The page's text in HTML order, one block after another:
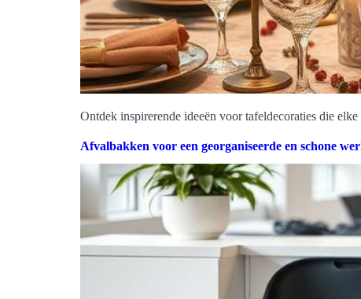
Ontdek inspirerende ideeën voor tafeldecoraties die
Afvalbakken voor een georganiseerde en schone